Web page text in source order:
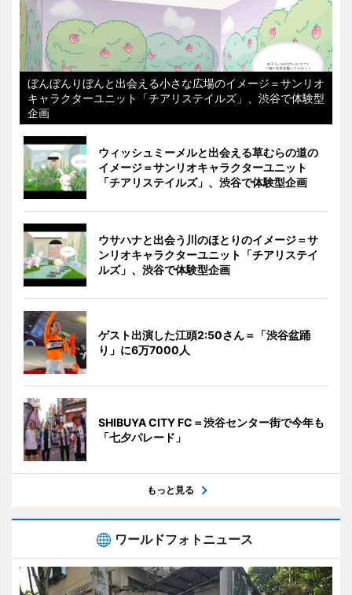
ぼんぼんりぼんと出会える小さな広場のイメージ＝サンリオ
キャラクターユニット「チアリステイルズ」、渋谷で体験型
企画
ウィッシュミーメルと出会える草むらの道の
イメージ＝サンリオキャラクターユニット
「チアリステイルズ」、渋谷で体験型企画
ウサハナと出会う川のほとりのイメージ＝サ
ンリオキャラクターユニット「チアリステイ
ルズ」、渋谷で体験型企画
ゲスト出演した江頭2:50さん＝「渋谷盆踊
り」に6万7000人
SHIBUYA CITY FC＝渋谷センター街で今年も
「七夕パレード」
もっと見る
ワールドフォトニュース